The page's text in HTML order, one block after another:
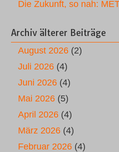
Die Zukunft, so nah:
Archiv älterer Beiträge
August 2026 (2)
Juli 2026 (4)
Juni 2026 (4)
Mai 2026 (5)
April 2026 (4)
März 2026 (4)
Februar 2026 (4)